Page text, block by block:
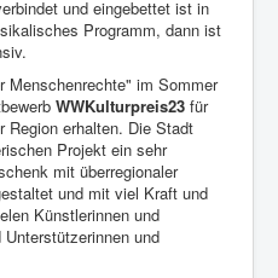
und eingebettet ist in
Programm, dann ist
Menschenrechte" im Sommer
WWKulturpreis23 für
Region erhalten. Die Stadt
Projekt ein sehr
mit überregionaler
und mit viel Kraft und
Künstlerinnen und
und